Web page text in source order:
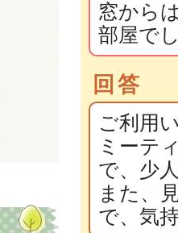
窓から
部屋で
回答
ご利用
ミーテ
で、少
また、
で、気